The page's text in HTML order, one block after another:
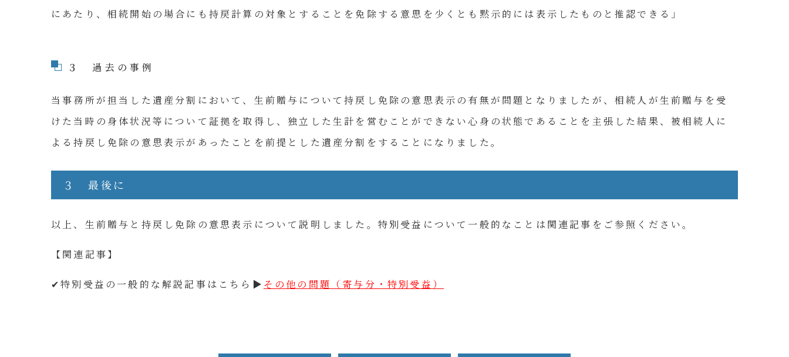
にあたり、相続開始の場合にも持戻計算の対象とすることを免除する意思を少くとも黙示的には表示したものと推認できる」
３ 過去の事例
当事務所が担当した遺産分割において、生前贈与について持戻し免除の意思表示の有無が問題となりましたが、相続人が生前贈与を受
けた当時の身体状況等について証拠を取得し、独立した生計を営むことができない心身の状態であることを主張した結果、被相続人に
よる持戻し免除の意思表示があったことを前提とした遺産分割をすることになりました。
３ 最後に
以上、生前贈与と持戻し免除の意思表示について説明しました。特別受益について一般的なことは関連記事をご参照ください。
【関連記事】
✔特別受益の一般的な解説記事はこちら ▶ その他の問題（寄与分・特別受益）